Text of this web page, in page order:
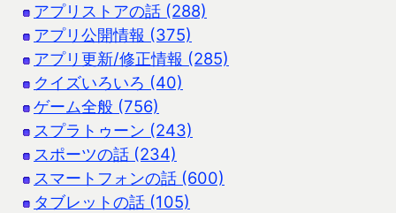
アプリストアの話 (288)
アプリ公開情報 (375)
アプリ更新/修正情報 (285)
クイズいろいろ (40)
ゲーム全般 (756)
スプラトゥーン (243)
スポーツの話 (234)
スマートフォンの話 (600)
タブレットの話 (105)